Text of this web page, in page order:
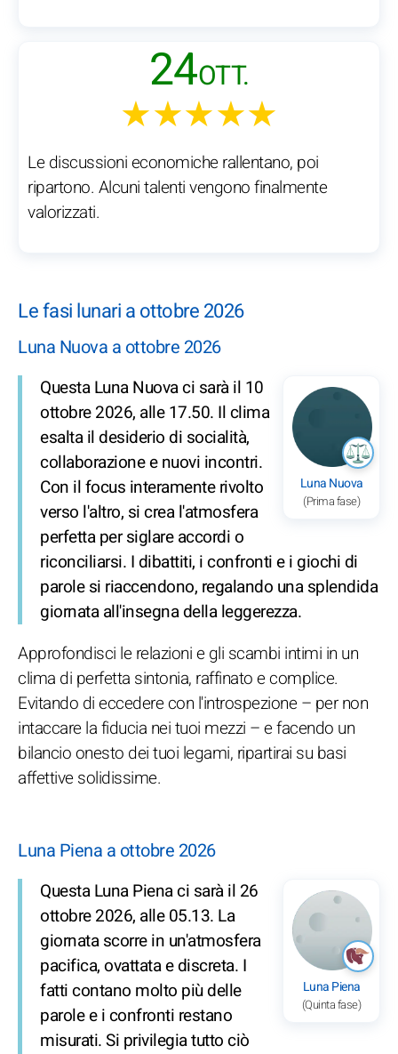
24OTT.
★★★★★
Le discussioni economiche rallentano, poi
ripartono. Alcuni talenti vengono finalmente
valorizzati.
Le fasi lunari a ottobre 2026
Luna Nuova a ottobre 2026
Luna Nuova
(Prima fase)
Questa Luna Nuova ci sarà il 10
ottobre 2026, alle 17.50. Il clima
esalta il desiderio di socialità,
collaborazione e nuovi incontri.
Con il focus interamente rivolto
verso l'altro, si crea l'atmosfera
perfetta per siglare accordi o
riconciliarsi. I dibattiti, i confronti e i giochi di
parole si riaccendono, regalando una splendida
giornata all'insegna della leggerezza.
Approfondisci le relazioni e gli scambi intimi in un
clima di perfetta sintonia, raffinato e complice.
Evitando di eccedere con l'introspezione – per non
intaccare la fiducia nei tuoi mezzi – e facendo un
bilancio onesto dei tuoi legami, ripartirai su basi
affettive solidissime.
Luna Piena a ottobre 2026
Luna Piena
(Quinta fase)
Questa Luna Piena ci sarà il 26
ottobre 2026, alle 05.13. La
giornata scorre in un'atmosfera
pacifica, ovattata e discreta. I
fatti contano molto più delle
parole e i confronti restano
misurati. Si privilegia tutto ciò